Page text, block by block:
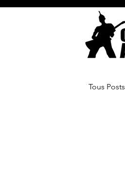
Tous Posts